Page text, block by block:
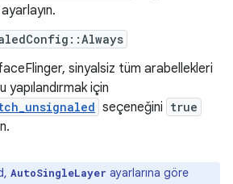
sinyalsiz tüm arabellekleri
yapılandırmak için
seçeneğini true
AutoSingleLayer ayarlarına göre